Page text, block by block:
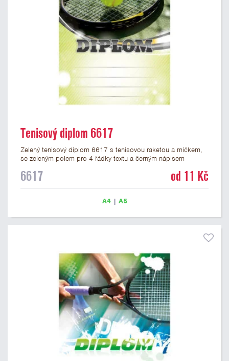
Tenisový diplom 6617
Zelený tenisový diplom 6617 s tenisovou raketou a míčkem,
se zeleným polem pro 4 řádky textu a černým nápisem
Papírový diplom s motivem TENIS má gramáž 250 g/m2.
6617 od 11 Kč
A4| A5